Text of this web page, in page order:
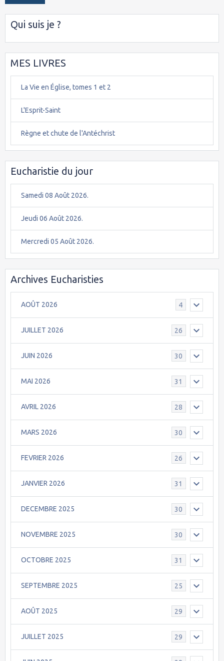
Qui suis je ?
MES LIVRES
La Vie en Église, tomes 1 et 2
L'Esprit-Saint
Règne et chute de l'Antéchrist
Eucharistie du jour
Samedi 08 Août 2026.
Jeudi 06 Août 2026.
Mercredi 05 Août 2026.
Archives Eucharisties
AOÛT 2026 4
JUILLET 2026 26
JUIN 2026 30
MAI 2026 31
AVRIL 2026 28
MARS 2026 30
FEVRIER 2026 26
JANVIER 2026 31
DECEMBRE 2025 30
NOVEMBRE 2025 30
OCTOBRE 2025 31
SEPTEMBRE 2025 25
AOÛT 2025 29
JUILLET 2025 29